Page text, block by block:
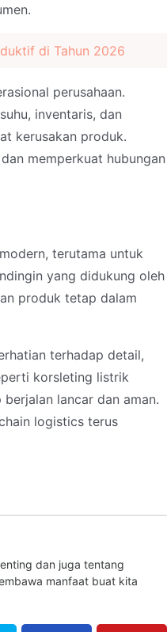
di Tahun 2026
perusahaan.
inventaris, dan
kerusakan produk.
memperkuat hubungan
terutama untuk
yang didukung oleh
produk tetap dalam
terhadap detail,
korsleting listrik
lancar dan aman.
logistics terus
dan juga tentang
manfaat buat kita